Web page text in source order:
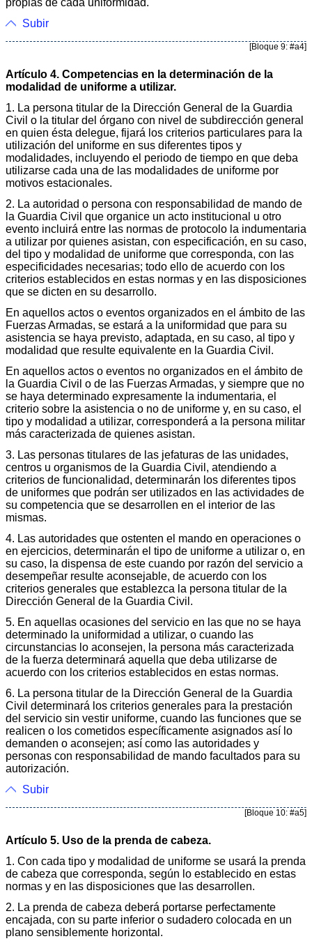
Subir
[Bloque 9: #a4]
Artículo 4. Competencias en la determinación de la
modalidad de uniforme a utilizar.
1. La persona titular de la Dirección General de la Guardia
Civil o la titular del órgano con nivel de subdirección general
en quien ésta delegue, fijará los criterios particulares para la
utilización del uniforme en sus diferentes tipos y
modalidades, incluyendo el periodo de tiempo en que deba
utilizarse cada una de las modalidades de uniforme por
motivos estacionales.
2. La autoridad o persona con responsabilidad de mando de
la Guardia Civil que organice un acto institucional u otro
evento incluirá entre las normas de protocolo la indumentaria
a utilizar por quienes asistan, con especificación, en su caso,
del tipo y modalidad de uniforme que corresponda, con las
especificidades necesarias; todo ello de acuerdo con los
criterios establecidos en estas normas y en las disposiciones
que se dicten en su desarrollo.
En aquellos actos o eventos organizados en el ámbito de las
Fuerzas Armadas, se estará a la uniformidad que para su
asistencia se haya previsto, adaptada, en su caso, al tipo y
modalidad que resulte equivalente en la Guardia Civil.
En aquellos actos o eventos no organizados en el ámbito de
la Guardia Civil o de las Fuerzas Armadas, y siempre que no
se haya determinado expresamente la indumentaria, el
criterio sobre la asistencia o no de uniforme y, en su caso, el
tipo y modalidad a utilizar, corresponderá a la persona militar
más caracterizada de quienes asistan.
3. Las personas titulares de las jefaturas de las unidades,
centros u organismos de la Guardia Civil, atendiendo a
criterios de funcionalidad, determinarán los diferentes tipos
de uniformes que podrán ser utilizados en las actividades de
su competencia que se desarrollen en el interior de las
mismas.
4. Las autoridades que ostenten el mando en operaciones o
en ejercicios, determinarán el tipo de uniforme a utilizar o, en
su caso, la dispensa de este cuando por razón del servicio a
desempeñar resulte aconsejable, de acuerdo con los
criterios generales que establezca la persona titular de la
Dirección General de la Guardia Civil.
5. En aquellas ocasiones del servicio en las que no se haya
determinado la uniformidad a utilizar, o cuando las
circunstancias lo aconsejen, la persona más caracterizada
de la fuerza determinará aquella que deba utilizarse de
acuerdo con los criterios establecidos en estas normas.
6. La persona titular de la Dirección General de la Guardia
Civil determinará los criterios generales para la prestación
del servicio sin vestir uniforme, cuando las funciones que se
realicen o los cometidos específicamente asignados así lo
demanden o aconsejen; así como las autoridades y
personas con responsabilidad de mando facultados para su
autorización.
Subir
[Bloque 10: #a5]
Artículo 5. Uso de la prenda de cabeza.
1. Con cada tipo y modalidad de uniforme se usará la prenda
de cabeza que corresponda, según lo establecido en estas
normas y en las disposiciones que las desarrollen.
2. La prenda de cabeza deberá portarse perfectamente
encajada, con su parte inferior o sudadero colocada en un
plano sensiblemente horizontal.